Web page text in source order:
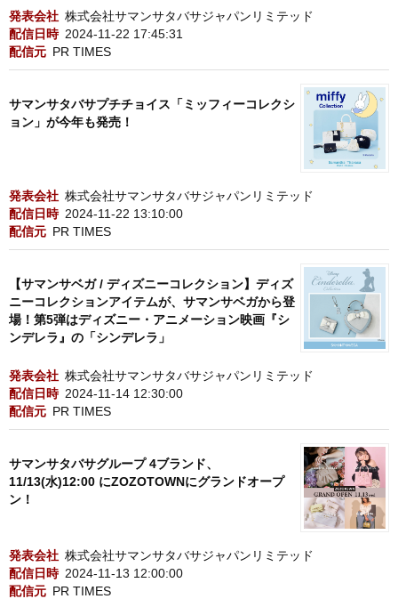
発表会社 株式会社サマンサタバサジャパンリミテッド
配信日時 2024-11-22 17:45:31
配信元 PR TIMES
サマンサタバサプチチョイス「ミッフィーコレクシ
ョン」が今年も発売！
発表会社 株式会社サマンサタバサジャパンリミテッド
配信日時 2024-11-22 13:10:00
配信元 PR TIMES
【サマンサベガ / ディズニーコレクション】ディズ
ニーコレクションアイテムが、サマンサベガから登
場！第5弾はディズニー・アニメーション映画『シ
ンデレラ』の「シンデレラ」
発表会社 株式会社サマンサタバサジャパンリミテッド
配信日時 2024-11-14 12:30:00
配信元 PR TIMES
サマンサタバサグループ 4ブランド、
11/13(水)12:00 にZOZOTOWNにグランドオープ
ン！
発表会社 株式会社サマンサタバサジャパンリミテッド
配信日時 2024-11-13 12:00:00
配信元 PR TIMES